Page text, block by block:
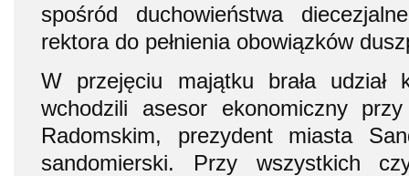
spośród duchowieństwa
rektora do pełnienia obowiązków
W przejęciu majątku brała udział
wchodzili asesor ekonomiczny
Radomskim, prezydent miasta
sandomierski. Przy wszystkich